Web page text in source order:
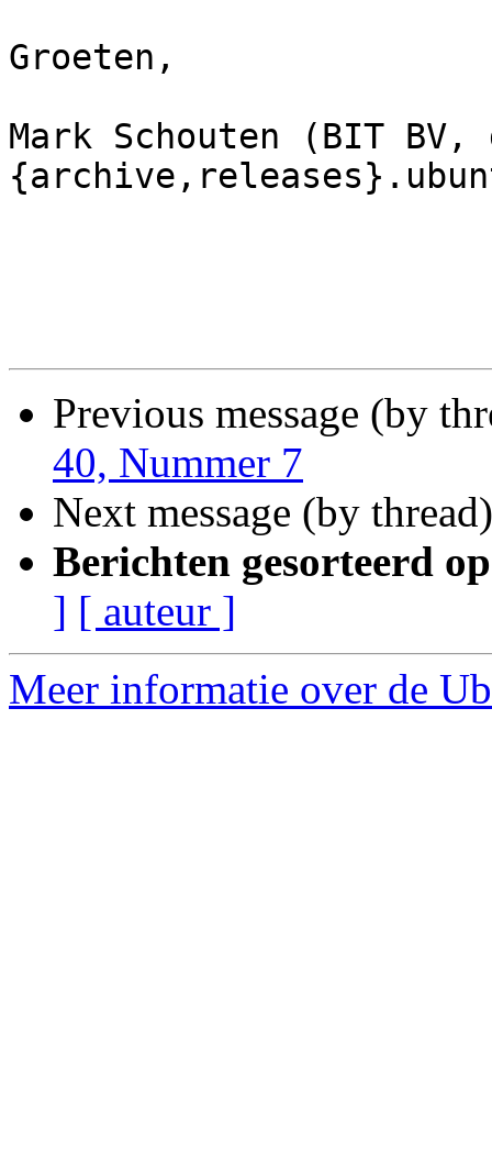
Groeten,
Mark Schouten (BIT
Previous message (by
40, Nummer 7
Next message (by
Berichten gesorteerd
] [ auteur ]
Meer informatie over de